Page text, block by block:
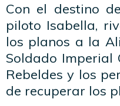
Con el destino
piloto Isabella,
los planos a la
Soldado
Rebeldes y los
de recuperar los